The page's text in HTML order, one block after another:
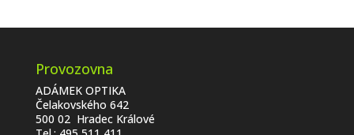
Provozovna
ADÁMEK OPTIKA
Čelakovského 642
500 02 Hradec Králové